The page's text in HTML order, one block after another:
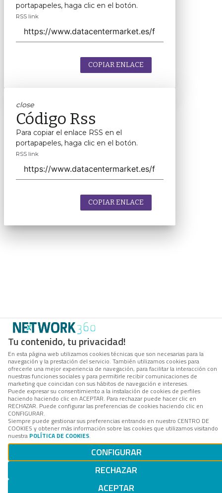
Tu contenido, tu privacidad!
En esta página web utilizamos cookies técnicas que son necesarias para la
navegación y la prestación del servicio. También utilizamos cookies para
ofrecerle una mejor experiencia de navegación, para facilitar la interacción con
nuestras funciones sociales y para permitirle recibir comunicaciones de
marketing que coincidan con sus hábitos de navegación e intereses.
Puede expresar su consentimiento a la instalación de cookies de perfiles
haciendo haciendo clic en ACEPTAR. Para rechazar puede hacer clic en
RECHAZAR. Puede configurar las preferencias de cookies haciendo clic en
CONFIGURAR.
Siempre puede gestionar sus preferencias entrando en nuestro CENTRO DE
COOKIES y obtener más información sobre las cookies que utilizamos visitando
nuestra POLÍTICA DE COOKIES.
CONFIGURAR
RECHAZAR
ACEPTAR
portapapeles, haga clic en el botón.
RSS link
COPIAR ENLACE
close
Código Rss
Para copiar el enlace RSS en el
portapapeles, haga clic en el botón.
RSS link
COPIAR ENLACE